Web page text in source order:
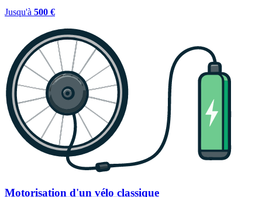
Jusqu'à 500 €
Motorisation d'un vélo classique